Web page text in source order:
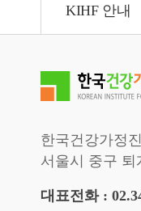
KIHF 안내
한국건강가정
서울시 중구 퇴
대표전화 :